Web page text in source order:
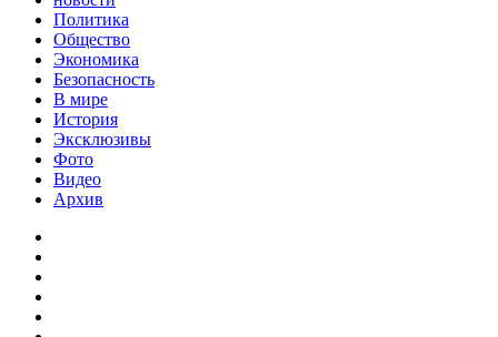
Политика
Общество
Экономика
Безопасность
В мире
История
Эксклюзивы
Фото
Видео
Архив